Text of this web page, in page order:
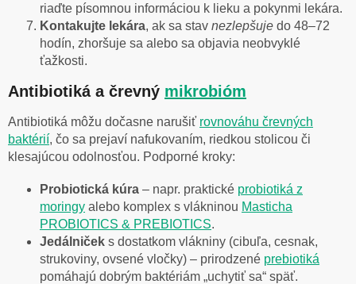
riaďte písomnou informáciou k lieku a pokynmi lekára.
Kontakujte lekára, ak sa stav nezlepšuje do 48–72
hodín, zhoršuje sa alebo sa objavia neobvyklé
ťažkosti.
Antibiotiká a črevný mikrobióm
Antibiotiká môžu dočasne narušiť rovnováhu črevných
baktérií, čo sa prejaví nafukovaním, riedkou stolicou či
klesajúcou odolnosťou. Podporné kroky:
Probiotická kúra – napr. praktické probiotiká z
moringy alebo komplex s vlákninou Masticha
PROBIOTICS & PREBIOTICS.
Jedálniček s dostatkom vlákniny (cibuľa, cesnak,
strukoviny, ovsené vločky) – prirodzené prebiotiká
pomáhajú dobrým baktériám „uchytiť sa“ späť.